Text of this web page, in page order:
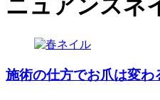
ニュアンスネ
施術の仕方でお爪は変わ